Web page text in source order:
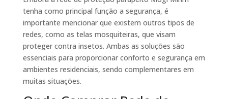
tenha como principal função a segurança, é
importante mencionar que existem outros tipos de
redes, como as telas mosquiteiras, que visam
proteger contra insetos. Ambas as soluções são
essenciais para proporcionar conforto e segurança em
ambientes residenciais, sendo complementares em
muitas situações.